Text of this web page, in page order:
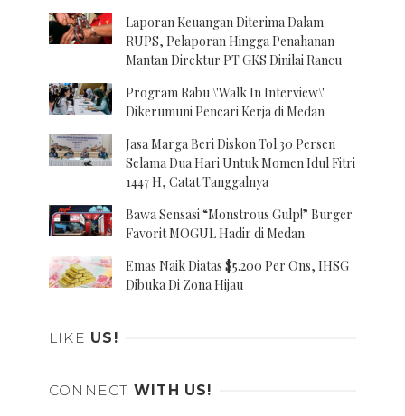
Laporan Keuangan Diterima Dalam
RUPS, Pelaporan Hingga Penahanan
Mantan Direktur PT GKS Dinilai Rancu
Program Rabu \'Walk In Interview\'
Dikerumuni Pencari Kerja di Medan
Jasa Marga Beri Diskon Tol 30 Persen
Selama Dua Hari Untuk Momen Idul Fitri
1447 H, Catat Tanggalnya
Bawa Sensasi “Monstrous Gulp!” Burger
Favorit MOGUL Hadir di Medan
Emas Naik Diatas $5.200 Per Ons, IHSG
Dibuka Di Zona Hijau
LIKE US!
CONNECT WITH US!